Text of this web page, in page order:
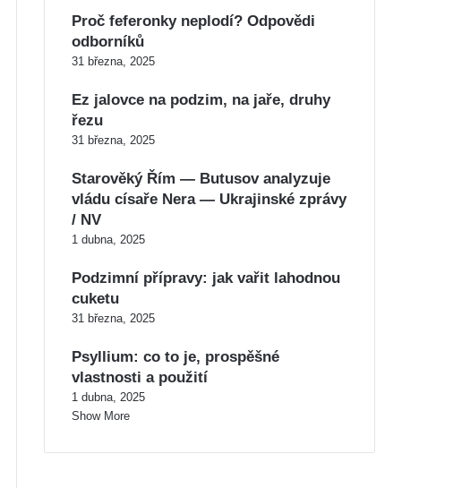
Proč feferonky neplodí? Odpovědi
odborníků
31 března, 2025
Ez jalovce na podzim, na jaře, druhy
řezu
31 března, 2025
Starověký Řím — Butusov analyzuje
vládu císaře Nera — Ukrajinské zprávy
/ NV
1 dubna, 2025
Podzimní přípravy: jak vařit lahodnou
cuketu
31 března, 2025
Psyllium: co to je, prospěšné
vlastnosti a použití
1 dubna, 2025
Show More